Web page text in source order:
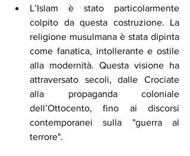
L’Islam è stato particolarmente
colpito da questa costruzione. La
religione musulmana è stata dipinta
come fanatica, intollerante e ostile
alla modernità. Questa visione ha
attraversato secoli, dalle Crociate
alla propaganda coloniale
dell’Ottocento, fino ai discorsi
contemporanei sulla "guerra al
terrore".